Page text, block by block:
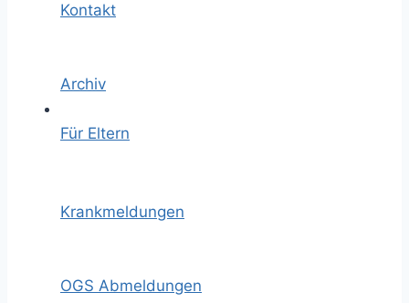
Kontakt
Archiv
Für Eltern
Krankmeldungen
OGS Abmeldungen